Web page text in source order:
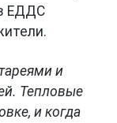
ЕДДС
и
Тепловые
и когда